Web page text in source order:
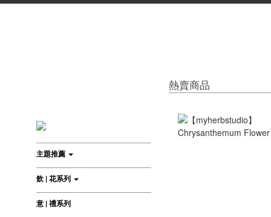
主題推薦
飲 | 花系列
意 | 禮系列
熱賣商品